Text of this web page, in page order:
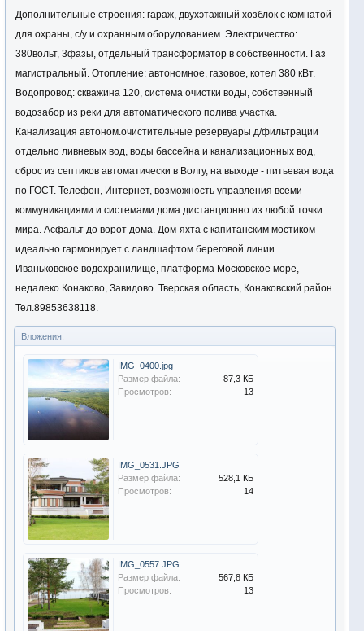
Дополнительные строения: гараж, двухэтажный хозблок с комнатой
для охраны, с/у и охранным оборудованием. Электричество:
380вольт, 3фазы, отдельный трансформатор в собственности. Газ
магистральный. Отопление: автономное, газовое, котел 380 кВт.
Водопровод: скважина 120, система очистки воды, собственный
водозабор из реки для автоматического полива участка.
Канализация автоном.очистительные резервуары д/фильтрации
отдельно ливневых вод, воды бассейна и канализационных вод,
сброс из септиков автоматически в Волгу, на выходе - питьевая вода
по ГОСТ. Телефон, Интернет, возможность управления всеми
коммуникациями и системами дома дистанционно из любой точки
мира. Асфальт до ворот дома. Дом-яхта с капитанским мостиком
идеально гармонирует с ландшафтом береговой линии.
Иваньковское водохранилище, платформа Московское море,
недалеко Конаково, Завидово. Тверская область, Конаковский район.
Тел.89853638118.
Вложения:
IMG_0400.jpg
Размер файла:
87,3 КБ
Просмотров:
13
IMG_0531.JPG
Размер файла:
528,1 КБ
Просмотров:
14
IMG_0557.JPG
Размер файла:
567,8 КБ
Просмотров:
13